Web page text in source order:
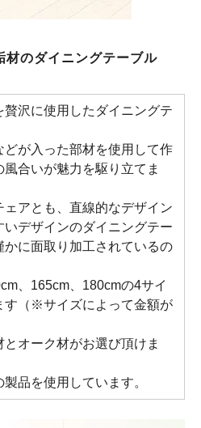
材のダイニングテーブル
沢に使用したダイニングテ
が入った部材を使用して作
合いが魅力を駆り立てま
アとも、直線的なデザイン
デザインのダイニングテー
に面取り加工されているの
、165cm、180cmの4サイ
す（※サイズによって金額が
オーク材がお選び頂けま
品を使用しています。